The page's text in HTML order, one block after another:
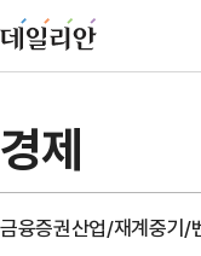
경제
금융증권산업/재계중기/